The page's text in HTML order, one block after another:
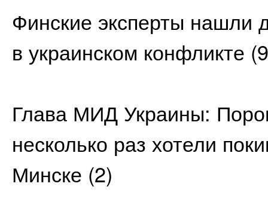
Финские эксперты нашли
в украинском конфликте
Глава МИД Украины:
несколько раз хотели
Минске (2)